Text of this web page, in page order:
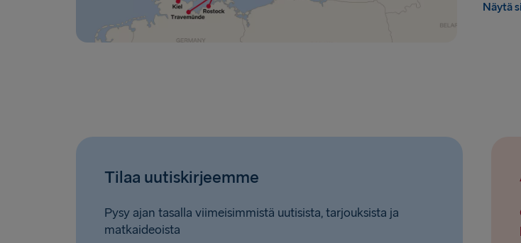
Näytä
Tilaa uutiskirjeemme
Pysy ajan tasalla viimeisimmistä uutisista, tarjouksista ja
matkaideoista